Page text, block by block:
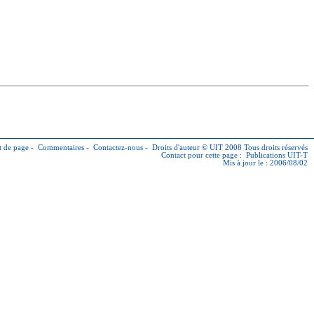
de page - Commentaires - Contactez-nous - Droits d'auteur © UIT 2008 Tous droits réservés
Contact pour cette page : Publications UIT-T
Mis à jour le : 2006/08/02